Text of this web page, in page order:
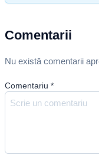
Comentarii
Nu există comentarii
Comentariu *